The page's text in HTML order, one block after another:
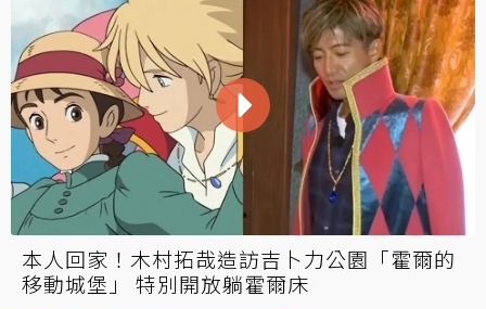
本人回家！木村拓哉造訪吉卜力公園「霍爾的
移動城堡」 特別開放躺霍爾床